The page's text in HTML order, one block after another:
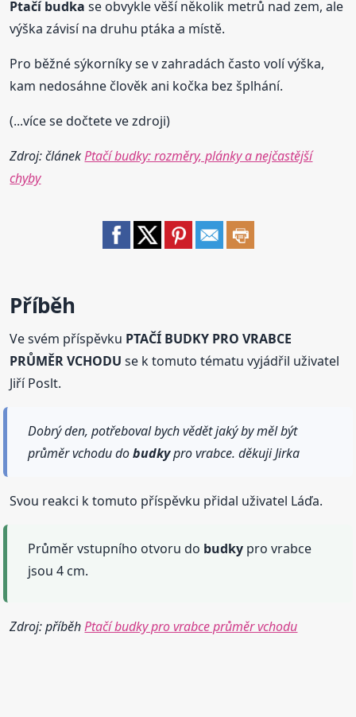
Ptačí budka se obvykle věší několik metrů nad zem, ale
výška závisí na druhu ptáka a místě.
Pro běžné sýkorníky se v zahradách často volí výška,
kam nedosáhne člověk ani kočka bez šplhání.
(...více se dočtete ve zdroji)
Zdroj: článekPtačí budky: rozměry, plánky a nejčastější
chyby
Příběh
Ve svém příspěvku PTAČÍ BUDKY PRO VRABCE
PRŮMĚR VCHODU se k tomuto tématu vyjádřil uživatel
Jiří Poslt.
Dobrý den, potřeboval bych vědět jaký by měl být
průměr vchodu dobudkypro vrabce. děkuji Jirka
Svou reakci k tomuto příspěvku přidal uživatel Láďa.
Průměr vstupního otvoru do budky pro vrabce
jsou 4 cm.
Zdroj: příběhPtačí budky pro vrabce průměr vchodu